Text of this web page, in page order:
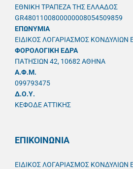
ΕΘΝΙΚΗ ΤΡΑΠΕΖΑ ΤΗΣ ΕΛΛΑΔΟΣ
GR4801100800000008054509859
ΕΠΩΝΥΜΙΑ
ΕΙΔΙΚΟΣ ΛΟΓΑΡΙΑΣΜΟΣ ΚΟΝΔΥΛΙΩΝ
ΦΟΡΟΛΟΓΙΚΗ ΕΔΡΑ
ΠΑΤΗΣΙΩΝ 42, 10682 ΑΘΗΝΑ
A.Φ.Μ.
099793475
Δ.Ο.Υ.
ΚΕΦΟΔΕ ΑΤΤΙΚΗΣ
ΕΠΙΚΟΙΝΩΝΙΑ
ΕΙΔΙΚΟΣ ΛΟΓΑΡΙΑΣΜΟΣ ΚΟΝΔΥΛΙΩΝ